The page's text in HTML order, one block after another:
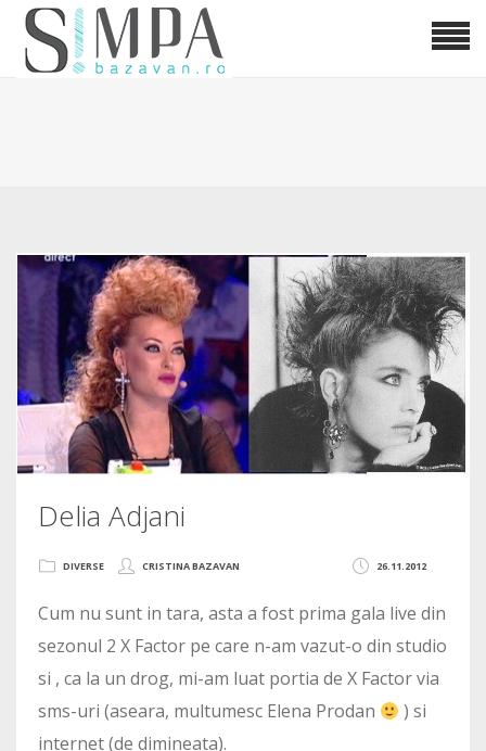
Delia Adjani
26.11.2012
DIVERSE CRISTINA BAZAVAN
Cum nu sunt in tara, asta a fost prima gala live din
sezonul 2 X Factor pe care n-am vazut-o din studio
si , ca la un drog, mi-am luat portia de X Factor via
sms-uri (aseara, multumesc Elena Prodan
) si
internet (de dimineata).